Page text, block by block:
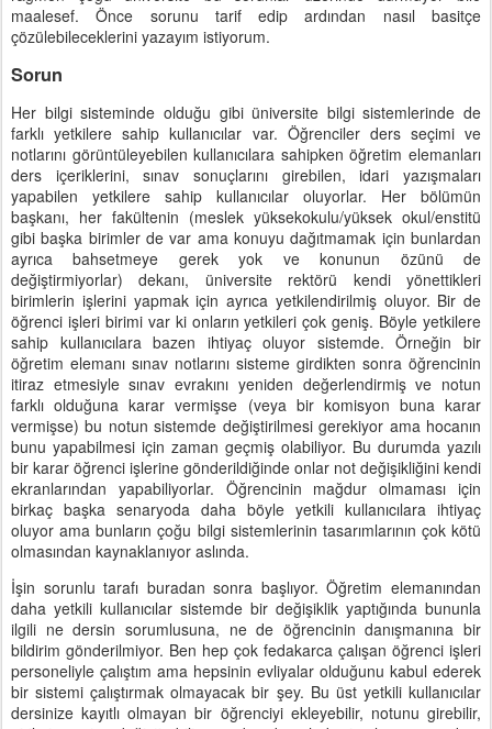
maalesef. Önce sorunu tarif edip ardından nasıl basitçe
çözülebileceklerini yazayım istiyorum.
Sorun
Her bilgi sisteminde olduğu gibi üniversite bilgi sistemlerinde de
farklı yetkilere sahip kullanıcılar var. Öğrenciler ders seçimi ve
notlarını görüntüleyebilen kullanıcılara sahipken öğretim elemanları
ders içeriklerini, sınav sonuçlarını girebilen, idari yazışmaları
yapabilen yetkilere sahip kullanıcılar oluyorlar. Her bölümün
başkanı, her fakültenin (meslek yüksekokulu/yüksek okul/enstitü
gibi başka birimler de var ama konuyu dağıtmamak için bunlardan
ayrıca bahsetmeye gerek yok ve konunun özünü de
değiştirmiyorlar) dekanı, üniversite rektörü kendi yönettikleri
birimlerin işlerini yapmak için ayrıca yetkilendirilmiş oluyor. Bir de
öğrenci işleri birimi var ki onların yetkileri çok geniş. Böyle yetkilere
sahip kullanıcılara bazen ihtiyaç oluyor sistemde. Örneğin bir
öğretim elemanı sınav notlarını sisteme girdikten sonra öğrencinin
itiraz etmesiyle sınav evrakını yeniden değerlendirmiş ve notun
farklı olduğuna karar vermişse (veya bir komisyon buna karar
vermişse) bu notun sistemde değiştirilmesi gerekiyor ama hocanın
bunu yapabilmesi için zaman geçmiş olabiliyor. Bu durumda yazılı
bir karar öğrenci işlerine gönderildiğinde onlar not değişikliğini kendi
ekranlarından yapabiliyorlar. Öğrencinin mağdur olmaması için
birkaç başka senaryoda daha böyle yetkili kullanıcılara ihtiyaç
oluyor ama bunların çoğu bilgi sistemlerinin tasarımlarının çok kötü
olmasından kaynaklanıyor aslında.
İşin sorunlu tarafı buradan sonra başlıyor. Öğretim elemanından
daha yetkili kullanıcılar sistemde bir değişiklik yaptığında bununla
ilgili ne dersin sorumlusuna, ne de öğrencinin danışmanına bir
bildirim gönderilmiyor. Ben hep çok fedakarca çalışan öğrenci işleri
personeliyle çalıştım ama hepsinin evliyalar olduğunu kabul ederek
bir sistemi çalıştırmak olmayacak bir şey. Bu üst yetkili kullanıcılar
dersinize kayıtlı olmayan bir öğrenciyi ekleyebilir, notunu girebilir,